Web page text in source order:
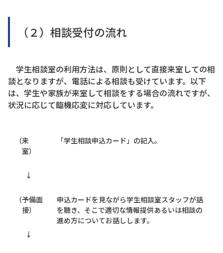
（２）相談受付の流れ
学生相談室の利用方法は、原則として直接来室しての相
談となりますが、電話による相談も受けています。以下
は、学生や家族が来室して相談をする場合の流れですが、
状況に応じて臨機応変に対応しています。
（来
室）
「学生相談申込カード」の記入。
↓
（予備面
接）
申込カードを見ながら学生相談室スタッフが話
を聴き、そこで適切な情報提供あるいは相談の
進め方についてお話しします。
↓